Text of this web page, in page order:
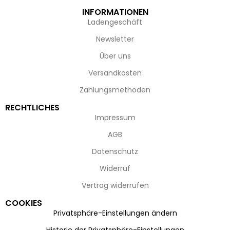
INFORMATIONEN
Ladengeschäft
Newsletter
Über uns
Versandkosten
Zahlungsmethoden
RECHTLICHES
Impressum
AGB
Datenschutz
Widerruf
Vertrag widerrufen
COOKIES
Privatsphäre-Einstellungen ändern